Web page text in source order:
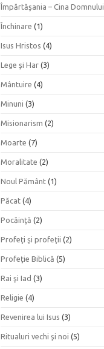
Împărtăşania – Cina Domnului
Închinare (1)
Isus Hristos (4)
Lege şi Har (3)
Mântuire (4)
Minuni (3)
Misionarism (2)
Moarte (7)
Moralitate (2)
Noul Pământ (1)
Păcat (4)
Pocăinţă (2)
Profeţi şi profeţii (2)
Profeţie Biblică (5)
Rai şi Iad (3)
Religie (4)
Revenirea lui Isus (3)
Ritualuri vechi şi noi (5)